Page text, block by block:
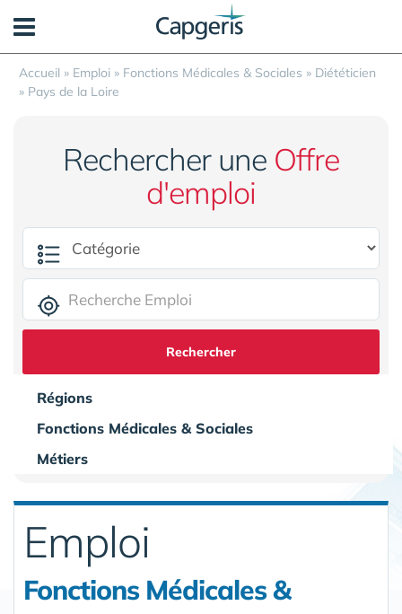
Accueil » Emploi » Fonctions Médicales & Sociales » Diététicien
» Pays de la Loire
Rechercher une Offre
d'emploi
Rechercher
Régions
Fonctions Médicales & Sociales
Métiers
Emploi
Fonctions Médicales &